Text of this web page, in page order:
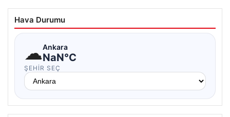
Hava Durumu
☁Ankara
NaN°C
ŞEHIR SEÇ